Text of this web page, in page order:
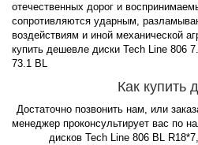
отечественных дорог и
сопротивляются ударным,
воздействиям и иной механической
купить дешевле диски Tech Line 806
73.1 BL
Как купить
Достаточно позвонить нам, или
менеджер проконсультирует вас по
дисков Tech Line 806 BL